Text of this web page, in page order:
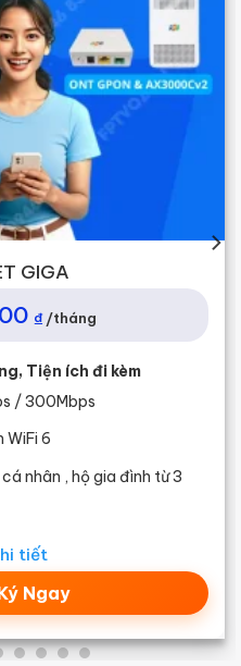
GIGA
₫/tháng
Tiện ích đi kèm
/ 300Mbps
WiFi 6
nhân , hộ gia đình từ 3
tiết
Ngay